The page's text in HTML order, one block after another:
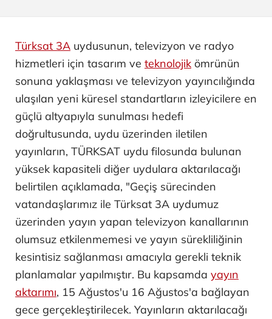
Türksat 3A uydusunun, televizyon ve radyo
hizmetleri için tasarım ve teknolojik ömrünün
sonuna yaklaşması ve televizyon yayıncılığında
ulaşılan yeni küresel standartların izleyicilere en
güçlü altyapıyla sunulması hedefi
doğrultusunda, uydu üzerinden iletilen
yayınların, TÜRKSAT uydu filosunda bulunan
yüksek kapasiteli diğer uydulara aktarılacağı
belirtilen açıklamada, "Geçiş sürecinden
vatandaşlarımız ile Türksat 3A uydumuz
üzerinden yayın yapan televizyon kanallarının
olumsuz etkilenmemesi ve yayın sürekliliğinin
kesintisiz sağlanması amacıyla gerekli teknik
planlamalar yapılmıştır. Bu kapsamda yayın
aktarımı, 15 Ağustos'u 16 Ağustos'a bağlayan
gece gerçekleştirilecek. Yayınların aktarılacağı